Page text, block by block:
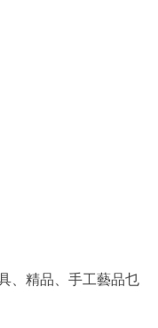
、精品、手工藝品乜